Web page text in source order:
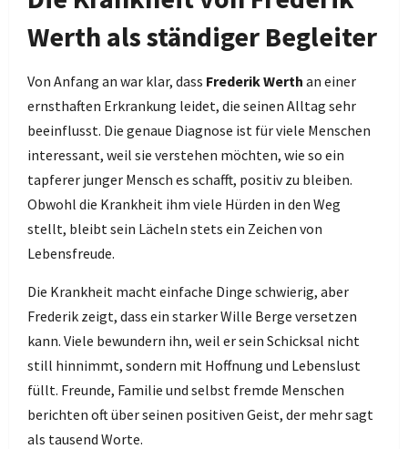
Werth als ständiger Begleiter
Von Anfang an war klar, dass Frederik Werth an einer
ernsthaften Erkrankung leidet, die seinen Alltag sehr
beeinflusst. Die genaue Diagnose ist für viele Menschen
interessant, weil sie verstehen möchten, wie so ein
tapferer junger Mensch es schafft, positiv zu bleiben.
Obwohl die Krankheit ihm viele Hürden in den Weg
stellt, bleibt sein Lächeln stets ein Zeichen von
Lebensfreude.
Die Krankheit macht einfache Dinge schwierig, aber
Frederik zeigt, dass ein starker Wille Berge versetzen
kann. Viele bewundern ihn, weil er sein Schicksal nicht
still hinnimmt, sondern mit Hoffnung und Lebenslust
füllt. Freunde, Familie und selbst fremde Menschen
berichten oft über seinen positiven Geist, der mehr sagt
als tausend Worte.